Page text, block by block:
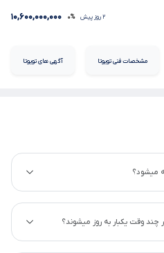
۲ روز پیش ۰% ۱۰,۶۰۰,۰۰۰,۰۰۰
مشخصات فنی تویوتا آگهی های تویوتا
میشود؟
وقت یکبار به روز میشوند؟